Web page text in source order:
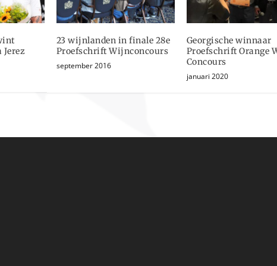
Jerez
23 wijnlanden in finale 28e
Proefschrift Wijnconcours
september 2016
Georgische winnaar
Proefschrift Orange
Concours
januari 2020